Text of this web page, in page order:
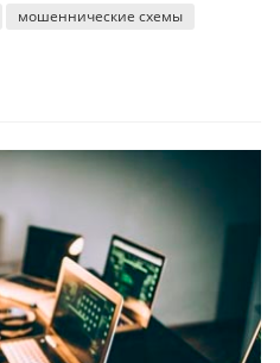
мошеннические схемы